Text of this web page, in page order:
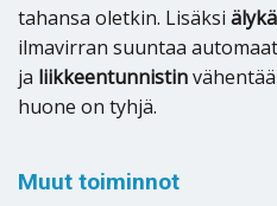
tahansa oletkin. Lisäksi
ilmavirran suuntaa
ja liikkeentunnistin
huone on tyhjä.
Muut toiminnot